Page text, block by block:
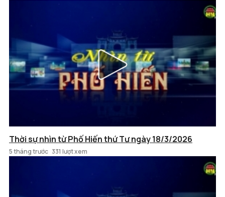
Thời sự nhìn từ Phố Hiến thứ Tư ngày 18/3/2026
5 tháng trước 331 lượt xem